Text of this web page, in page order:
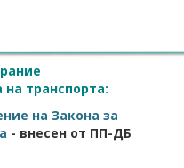
транспорта:
на Закона за
- внесен от ПП-ДБ